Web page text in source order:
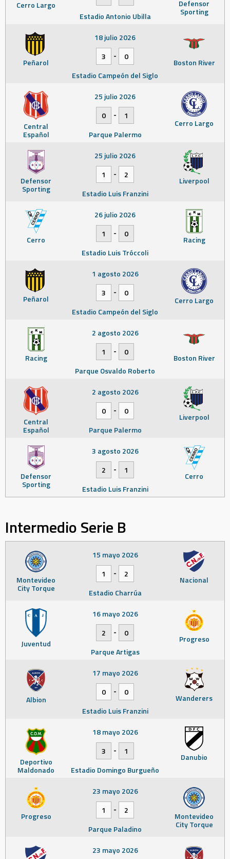
Cerro Largo Defensor
Sporting
Estadio Antonio Ubilla
Peñarol Boston River
18 julio 2026
3
-
0
Estadio Campeón del Siglo
Central
Español
Cerro Largo
25 julio 2026
0
-
1
Parque Palermo
Defensor
Sporting
Liverpool
25 julio 2026
1
-
2
Estadio Luis Franzini
Cerro Racing
26 julio 2026
1
-
0
Estadio Luis Tróccoli
Peñarol Cerro Largo
1 agosto 2026
3
-
0
Estadio Campeón del Siglo
Racing Boston River
2 agosto 2026
1
-
0
Parque Osvaldo Roberto
Central
Español
Liverpool
2 agosto 2026
0
-
0
Parque Palermo
Defensor
Sporting
Cerro
3 agosto 2026
2
-
1
Estadio Luis Franzini
Intermedio Serie B
Montevideo
City Torque
Nacional
15 mayo 2026
1
-
2
Estadio Charrúa
Juventud Progreso
16 mayo 2026
2
-
0
Parque Artigas
Albion Wanderers
17 mayo 2026
0
-
0
Estadio Luis Franzini
Deportivo
Maldonado
Danubio
18 mayo 2026
3
-
1
Estadio Domingo Burgueño
Progreso Montevideo
City Torque
23 mayo 2026
1
-
2
Parque Paladino
23 mayo 2026